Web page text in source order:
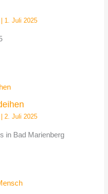
1. Juli 2025
|2. Juli 2025
in Bad Marienberg